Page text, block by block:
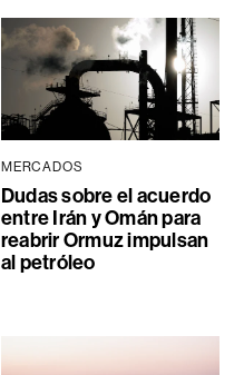
MERCADOS
Dudas sobre el acuerdo
entre Irán y Omán para
reabrir Ormuz impulsan
al petróleo